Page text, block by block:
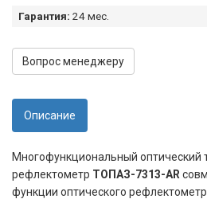
Гарантия: 24 мес.
Вопрос менеджеру
Описание
Многофункциональный оптический
рефлектометр ТОПАЗ-7313-AR
функции оптического